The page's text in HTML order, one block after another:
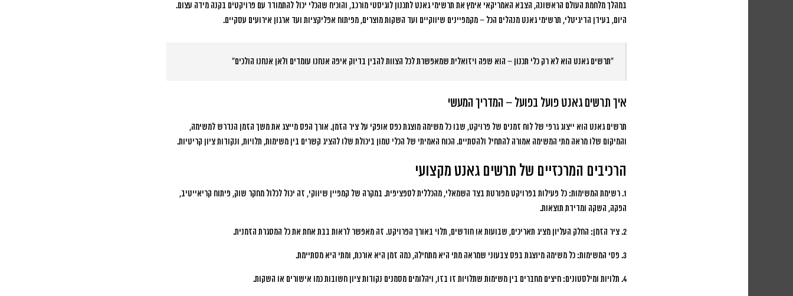
במהלך מלחמת העולם הראשונה, הצבא האמריקאי אימץ את תרשימי גאנט לתכנון לוגיסטי מורכב, והוכיח שהכלי יכול להתמודד עם פרויקטים בקנה מידה עצום.
היום, בעידן הדיגיטלי, תרשימי גאנט מנהלים הכל – מקמפיינים שיווקיים ועד השקות מוצרים, מפיתוח אפליקציות ועד ארגון אירועים עסקיים.
“תרשים גאנט הוא לא רק כלי תכנון – הוא שפה ויזואלית שמאפשרת לכל הצוות להבין בדיוק איפה אנחנו עומדים ולאן אנחנו הולכים”
איך תרשים גאנט פועל בפועל – המדריך המעשי
תרשים גאנט הוא ייצוג גרפי של לוח זמנים של פרויקט, שבו כל משימה מוצגת כפס אופקי על ציר הזמן. אורך הפס מייצג את משך הזמן הנדרש למשימה,
והמיקום שלו מראה מתי המשימה אמורה להתחיל ולהסתיים. הכוח האמיתי של הכלי טמון ביכולת שלו להציג קשרים בין משימות, תלויות, ונקודות ציון קריטיות.
הרכיבים המרכזיים של תרשים גאנט מקצועי
1. רשימת המשימות:
כל פעילות בפרויקט מפורטת בצד השמאלי, מהכללית לספציפית. במקרה של קמפיין שיווקי, זה יכול לכלול מחקר שוק, פיתוח קריאייטיב,
הפקה, השקה ומדידת תוצאות.
2. ציר הזמן: החלק העליון מציג תאריכים, שבועות או חודשים, תלוי באורך הפרויקט. זה מאפשר לראות בבת אחת את כל המסגרת הזמנית.
3. פסי המשימות: כל משימה מיוצגת בפס צבעוני שמראה מתי היא מתחילה, כמה זמן היא אורכת, ומתי היא מסתיימת.
4. תלויות ומילסטונים: חיצים מחברים בין משימות שתלויות זו בזו, ויהלומים מסמנים נקודות ציון חשובות כמו אישורים או השקות.